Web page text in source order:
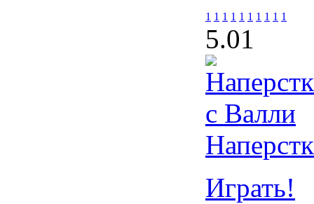
1 1 1 1 1 1 1 1 1 1
5.01
Играть!